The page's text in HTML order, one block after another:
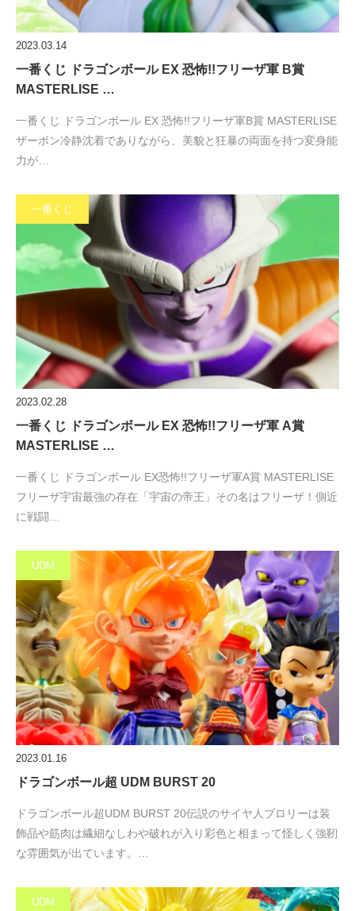
2023.03.14
一番くじ ドラゴンボール EX 恐怖!!フリーザ軍 B賞
MASTERLISE …
一番くじ ドラゴンボール EX 恐怖!!フリーザ軍B賞 MASTERLISE
ザーボン冷静沈着でありながら、美貌と狂暴の両面を持つ変身能
力が…
一番くじ
2023.02.28
一番くじ ドラゴンボール EX 恐怖!!フリーザ軍 A賞
MASTERLISE …
一番くじ ドラゴンボール EX恐怖!!フリーザ軍A賞 MASTERLISE
フリーザ宇宙最強の存在「宇宙の帝王」その名はフリーザ！側近
に戦闘…
UDM
2023.01.16
ドラゴンボール超 UDM BURST 20
ドラゴンボール超UDM BURST 20伝説のサイヤ人ブロリーは装
飾品や筋肉は繊細なしわや破れが入り彩色と相まって怪しく強靭
な雰囲気が出ています。…
UDM